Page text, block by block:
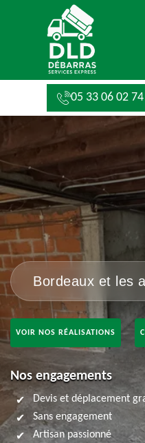
05 33 06 02 74
Bordeaux et les
VOIR NOS RÉALISATIONS
Nos engagements
Devis et déplacement
Sans engagement
Artisan passionné